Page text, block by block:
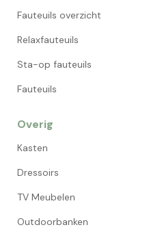
Fauteuils overzicht
Relaxfauteuils
Sta-op fauteuils
Fauteuils
Overig
Kasten
Dressoirs
TV Meubelen
Outdoorbanken